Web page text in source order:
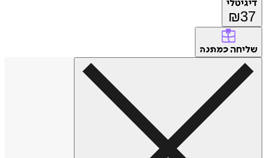
דיגיטלי
₪37
שליחה כמתנה